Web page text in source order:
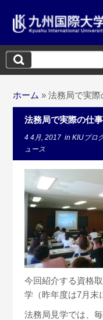
検
索:
ホーム » 法務局で実際
法務局で実際の仕
4 4月, 2017 inKIUブロ
ュース
今回紹介する資格
学（昨年度は7月末
法務局見学では、